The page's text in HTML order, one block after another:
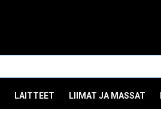
LAITTEET LIIMAT JA MASSAT